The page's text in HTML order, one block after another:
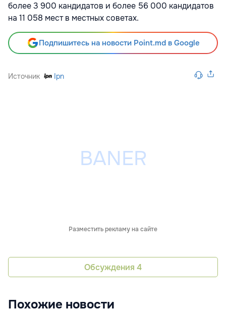
более 3 900 кандидатов и более 56 000 кандидатов
на 11 058 мест в местных советах.
Подпишитесь на новости Point.md в Google
Источник Ipn
Разместить рекламу на сайте
Обсуждения 4
Похожие новости